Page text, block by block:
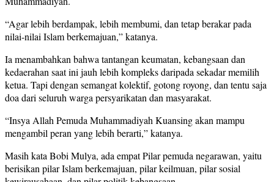
“Agar lebih berdampak, lebih membumi, dan tetap berakar pada
nilai-nilai Islam berkemajuan,” katanya.
Ia menambahkan bahwa tantangan keumatan, kebangsaan dan
kedaerahan saat ini jauh lebih kompleks daripada sekadar memilih
ketua. Tapi dengan semangat kolektif, gotong royong, dan tentu saja
doa dari seluruh warga persyarikatan dan masyarakat.
“Insya Allah Pemuda Muhammadiyah Kuansing akan mampu
mengambil peran yang lebih berarti,” katanya.
Masih kata Bobi Mulya, ada empat Pilar pemuda negarawan, yaitu
berisikan pilar Islam berkemajuan, pilar keilmuan, pilar sosial